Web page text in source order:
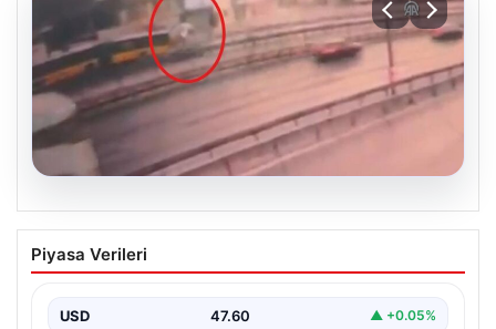
Küçükçekmece’de 3 kişinin öldüğü
kazanın görüntüleri ortaya çıktı
Ölümüne Neden Olan Kaza Güvenlik Kamerası
Piyasa Verileri
USD 47.60 ▲ +0.05%